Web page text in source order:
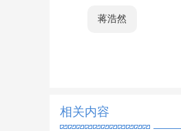
蒋浩然
相关内容